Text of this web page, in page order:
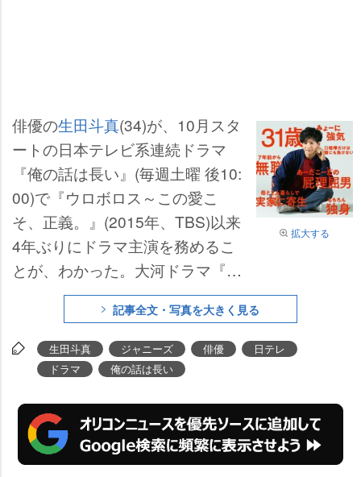
拡大する
俳優の生田斗真(34)が、10月スタ
ートの日本テレビ系連続ドラマ
『俺の話は長い』(毎週土曜 後10:
00)で『ウロボロス～この愛こ
そ、正義。』(2015年、TBS)以来
4年ぶりにドラマ主演を務めるこ
とが、わかった。大河ドラマ『い
だてん～東京オリムピック噺～』
の三島弥彦役の好演が記憶に新し
い生田が今回演じるのは“ダメ
男”な主人公・岸辺満(きしべ・み
職のニート、現実逃避の言い訳と
ヘリクツの天才というクセのある
キャラクターに挑戦する。
記事全文・写真を大きく見る
生田斗真 ジャニーズ 俳優
日テレ
ドラマ
俺の話は長い